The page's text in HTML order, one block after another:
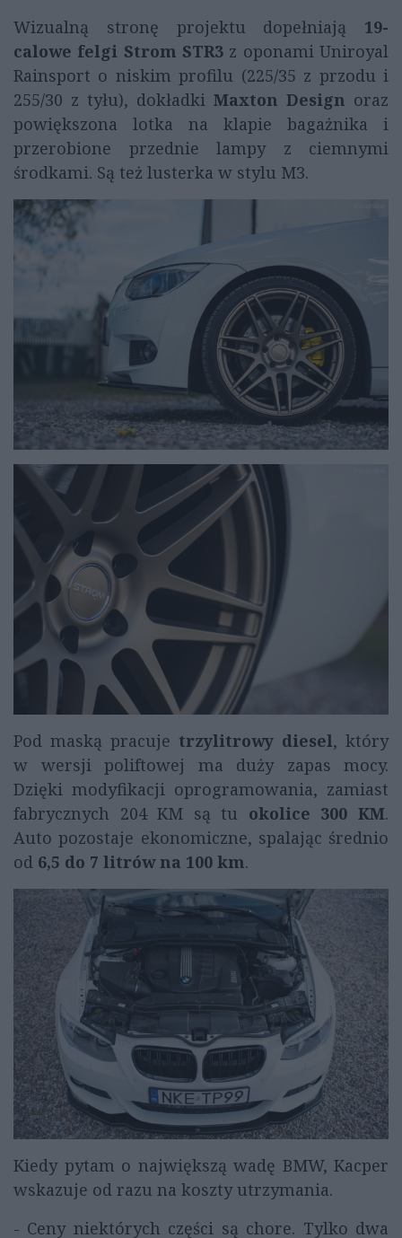
Wizualną stronę projektu dopełniają 19-
calowe felgi Strom STR3 z oponami Uniroyal
Rainsport o niskim profilu (225/35 z przodu i
255/30 z tyłu), dokładki Maxton Design oraz
powiększona lotka na klapie bagażnika i
przerobione przednie lampy z ciemnymi
środkami. Są też lusterka w stylu M3.
Pod maską pracuje trzylitrowy diesel, który
w wersji poliftowej ma duży zapas mocy.
Dzięki modyfikacji oprogramowania, zamiast
fabrycznych 204 KM są tu okolice 300 KM.
Auto pozostaje ekonomiczne, spalając średnio
od 6,5 do 7 litrów na 100 km.
Kiedy pytam o największą wadę BMW, Kacper
wskazuje od razu na koszty utrzymania.
- Ceny niektórych części są chore. Tylko dwa